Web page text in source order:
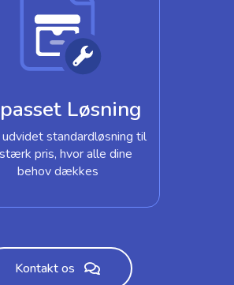
Løsning
udvidet standardløsning til
pris, hvor alle dine
behov dækkes
Kontakt os